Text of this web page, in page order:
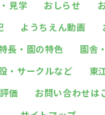
見学
おしらせ
ようちえん動画
長・園の特色
園舎
・サークルなど
東
価
お問い合わせは